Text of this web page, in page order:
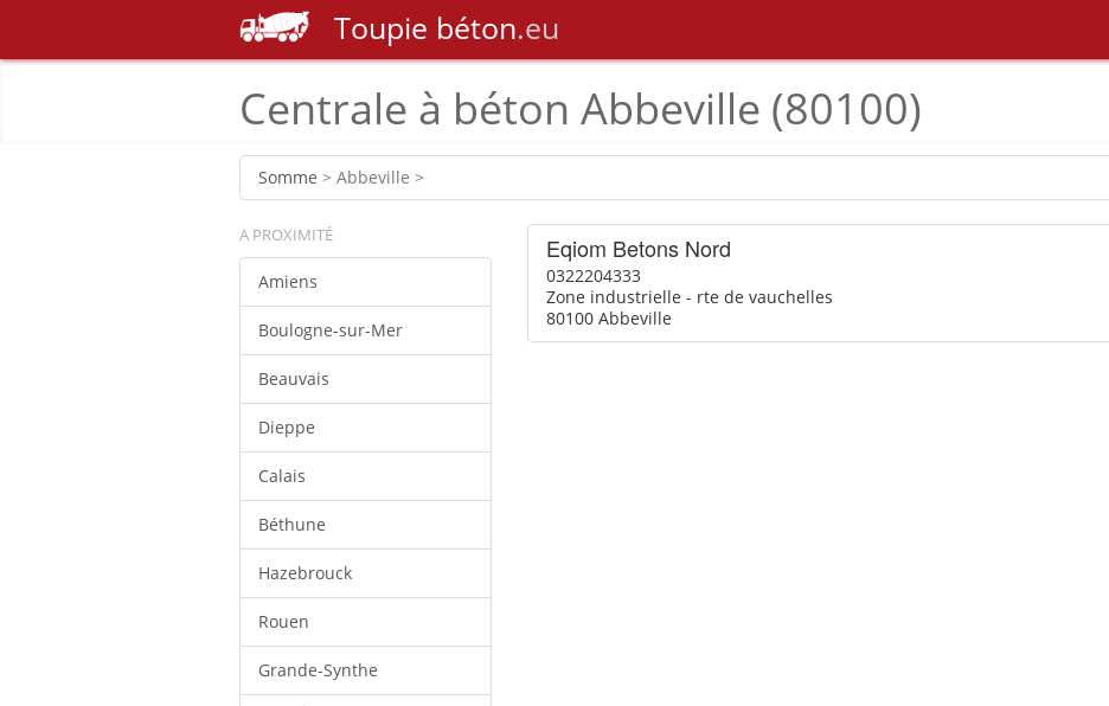
Toupie béton.eu
Centrale à béton Abbeville (80100)
Somme > Abbeville >
A PROXIMITÉ
Amiens
Boulogne-sur-Mer
Beauvais
Dieppe
Calais
Béthune
Hazebrouck
Rouen
Grande-Synthe
Eqiom Betons Nord
0322204333
Zone industrielle - rte de vauchelles
80100 Abbeville